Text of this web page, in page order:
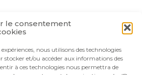
le consentement
nous utilisons des technologies
stocker et/ou accéder aux informations des
à ces technologies nous permettra de